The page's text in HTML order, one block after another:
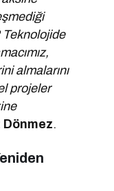
Teknolojide
almalarını
projeler
.